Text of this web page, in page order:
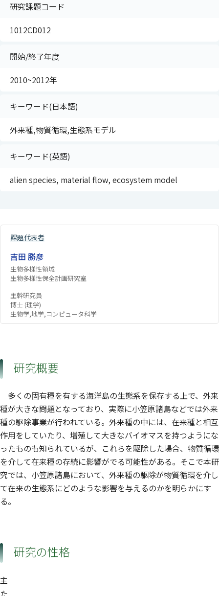
研究課題コード
1012CD012
開始/終了年度
2010~2012年
キーワード(日本語)
外来種,物質循環,生態系モデル
キーワード(英語)
alien species, material flow, ecosystem model
課題代表者
吉田 勝彦
生物多様性領域
生物多様性保全計画研究室
主幹研究員
博士 (理学)
生物学,地学,コンピュータ科学
研究概要
多くの固有種を有する海洋島の生態系を保存する上で、外来
種が大きな問題となっており、実際に小笠原諸島などでは外来
種の駆除事業が行われている。外来種の中には、在来種と相互
作用をしていたり、増殖して大きなバイオマスを持つようにな
ったものも知られているが、これらを駆除した場合、物質循環
を介して在来種の存続に影響がでる可能性がある。そこで本研
究では、小笠原諸島において、外来種の駆除が物質循環を介し
て在来の生態系にどのような影響を与えるのかを明らかにす
る。
研究の性格
主
た